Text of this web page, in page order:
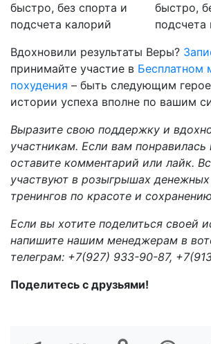
Вдохновили результаты Веры?
принимайте участие в Бесплатном
похудения – быть следующим
истории успеха вполне по вашим
Выразите свою поддержку и
участникам. Если вам понравилась
оставите комментарий или лайк.
участвуют в розыгрышах денежных
тренингов по красоте и
Если вы хотите поделиться своей
напишите нашим менеджерам в
телеграм: +7(927) 933-90-87,
Поделитесь с друзьями!